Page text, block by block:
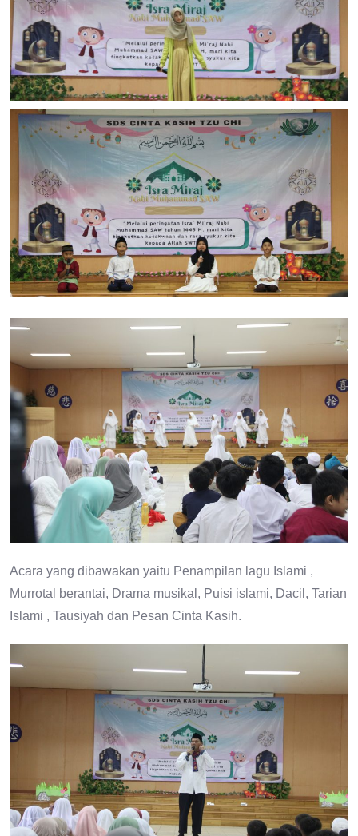
Acara yang dibawakan yaitu Penampilan lagu Islami ,
Murrotal berantai, Drama musikal, Puisi islami, Dacil, Tarian
Islami , Tausiyah dan Pesan Cinta Kasih.